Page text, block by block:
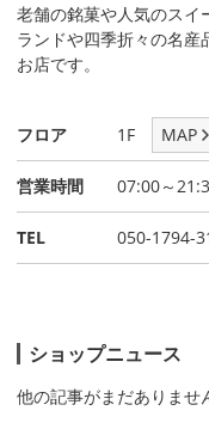
老舗の銘菓や人気のスイ
ランドや四季折々の名
お店です。
フロア 1F MAP
営業時間 07:00～
TEL 050-1794-
ショップニュース
他の記事がまだありませ